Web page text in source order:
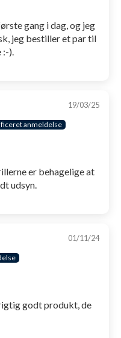
skulle stramme dem
har også anti-slip på
når du først
dele og du dermed
vil med dem - uden
åndbar microfiber-
svømmebrillerne i
på stranden. Udover
med Mirror glas i
brille og funktioner,
gang i dag, og jeg
jeg bestiller et par til
).
19/03/25
er behagelige at
udsyn.
01/11/24
godt produkt, de